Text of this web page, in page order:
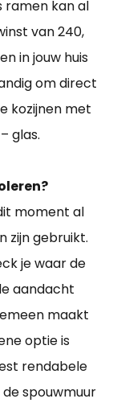
ramen kan al
van 240,
in jouw huis
om direct
kozijnen met
glas.
moment al
zijn gebruikt.
je waar de
aandacht
maakt
optie is
rendabele
spouwmuur